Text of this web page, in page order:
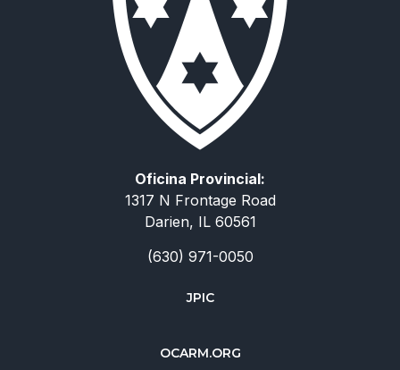
Oficina Provincial:
1317 N Frontage Road
Darien, IL 60561
(630) 971-0050
JPIC
OCARM.ORG